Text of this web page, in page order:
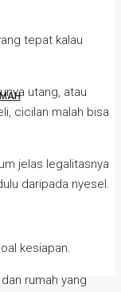
tepat kalau
utang, atau
cicilan malah bisa
jelas legalitasnya
daripada nyesel.
kesiapan.
rumah yang